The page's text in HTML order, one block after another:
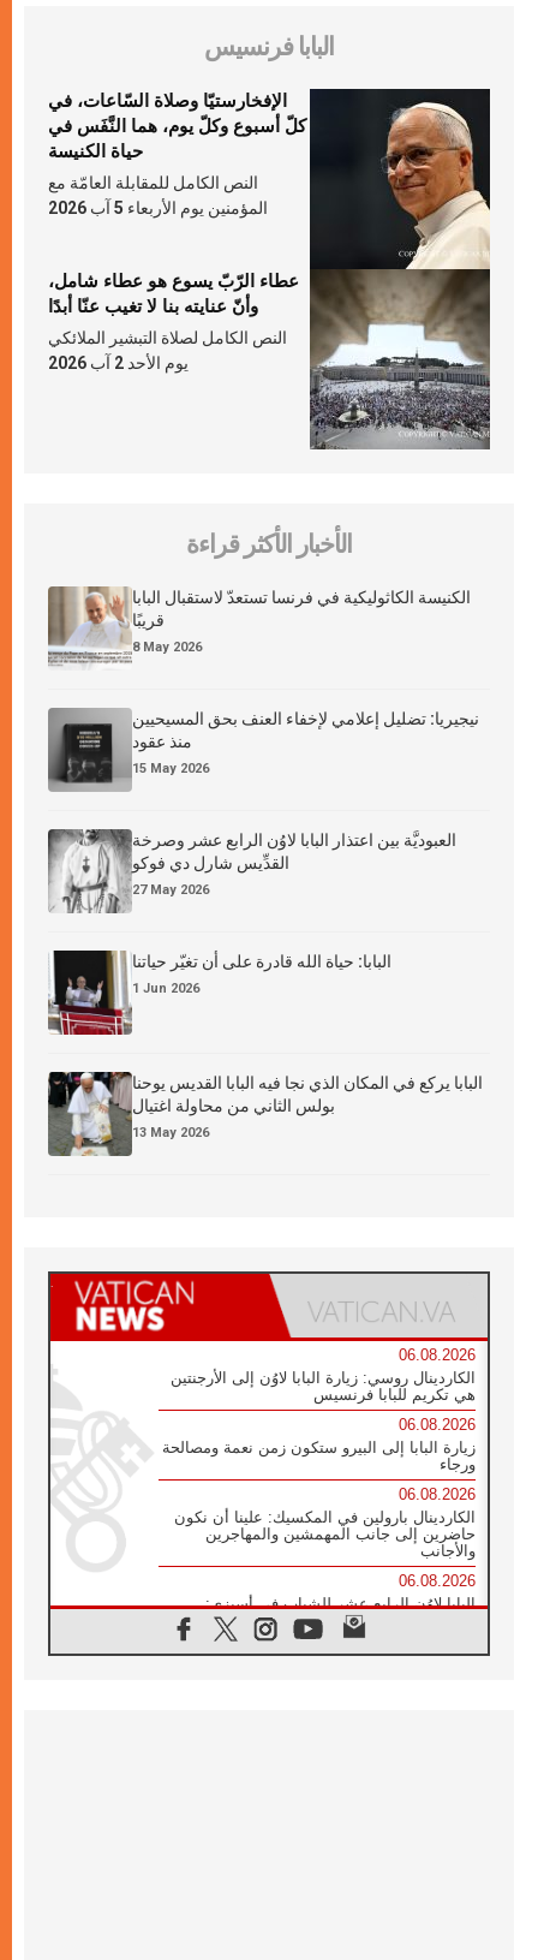
البابا فرنسيس
الإفخارستيّا وصلاة السّاعات، في
كلّ أسبوع وكلّ يوم، هما النَّفَس في
حياة الكنيسة
النص الكامل للمقابلة العامّة مع
المؤمنين يوم الأربعاء 5 آب 2026
عطاء الرّبّ يسوع هو عطاء شامل،
وأنّ عنايته بنا لا تغيب عنّا أبدًا
النص الكامل لصلاة التبشير الملائكي
يوم الأحد 2 آب 2026
الأخبار الأكثر قراءة
الكنيسة الكاثوليكية في فرنسا تستعدّ لاستقبال البابا
قريبًا
8 May 2026
نيجيريا: تضليل إعلامي لإخفاء العنف بحق المسيحيين
منذ عقود
15 May 2026
العبوديَّة بين اعتذار البابا لاوُن الرابع عشر وصرخة
القدِّيس شارل دي فوكو
27 May 2026
البابا: حياة الله قادرة على أن تغيّر حياتنا
1 Jun 2026
البابا يركع في المكان الذي نجا فيه البابا القديس يوحنا
بولس الثاني من محاولة اغتيال
13 May 2026
06.08.2026
الكاردينال روسي: زيارة البابا لاوُن إلى الأرجنتين
هي تكريم للبابا فرنسيس
06.08.2026
زيارة البابا إلى البيرو ستكون زمن نعمة ومصالحة
ورجاء
06.08.2026
الكاردينال بارولين في المكسيك: علينا أن نكون
حاضرين إلى جانب المهمشين والمهاجرين
والأجانب
06.08.2026
البابا لاوُن الرابع عشر للشباب في أسيزي:
"أوروبا والعالم يبحثان اليوم عن قديسين جُدد